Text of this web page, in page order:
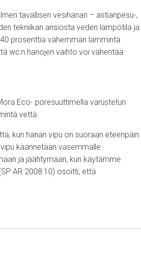
tavallisen vesihanan – astianpesu-,
tekniikan ansiosta veden lämpötila ja
prosenttia vähemmän lämmintä
wc:n hanojen vaihto voi vähentää
Eco- poresuuttimella varustetun
vettä.
kun hanan vipu on suoraan eteenpäin.
käännetään vasemmalle
ja jäähtymään, kun käytämme
AR 2008:10) osoitti, että